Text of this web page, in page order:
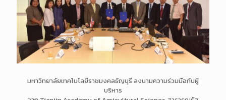
มหาวิทยาลัยเทคโนโลยีราชมงคลธัญบุรี ลงนามความร่วมมือกับผู้
บริหาร